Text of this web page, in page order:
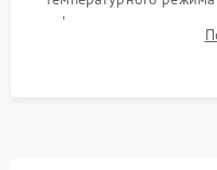
фокуса,
таблицах. Проверка